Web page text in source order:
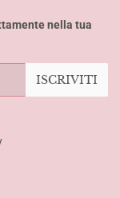
nella tua
ISCRIVITI